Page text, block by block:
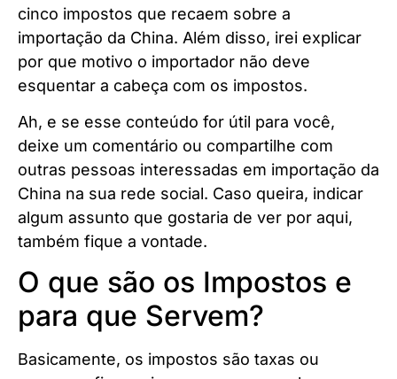
cinco impostos que recaem sobre a
importação da China. Além disso, irei explicar
por que motivo o importador não deve
esquentar a cabeça com os impostos.
Ah, e se esse conteúdo for útil para você,
deixe um comentário ou compartilhe com
outras pessoas interessadas em importação da
China na sua rede social. Caso queira, indicar
algum assunto que gostaria de ver por aqui,
também fique a vontade.
O que são os Impostos e
para que Servem?
Basicamente, os impostos são taxas ou